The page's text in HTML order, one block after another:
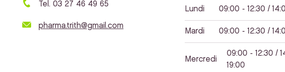
Tel. 03 27 46 49 65
pharma.trith@gmail.com
Lundi 09:00 - 12:30 /
Mardi 09:00 - 12:30 /
Mercredi
09:00 - 12:30 /
19:00